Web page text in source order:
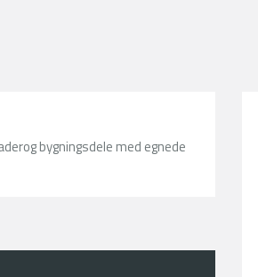
bygningsdele med egnede